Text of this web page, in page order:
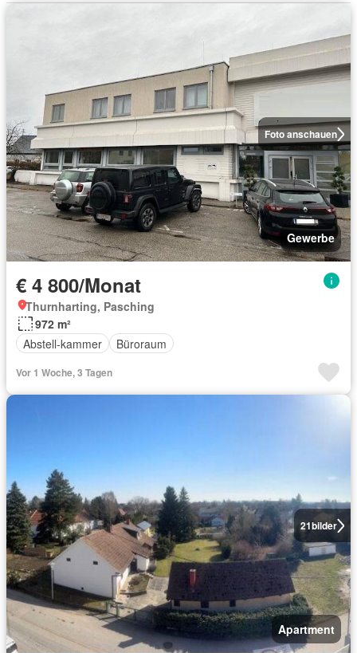
Foto anschauen
Gewerbe
€ 4 800/Monat
Thurnharting, Pasching
972 m²
Abstell-kammer
Büroraum
Vor 1 Woche, 3 Tagen
21bilder
Apartment